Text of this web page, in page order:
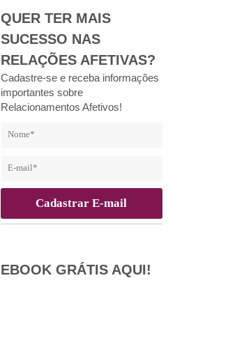
QUER TER MAIS
SUCESSO NAS
RELAÇÕES AFETIVAS?
Cadastre-se e receba informações
importantes sobre
Relacionamentos Afetivos!
EBOOK GRÁTIS AQUI!